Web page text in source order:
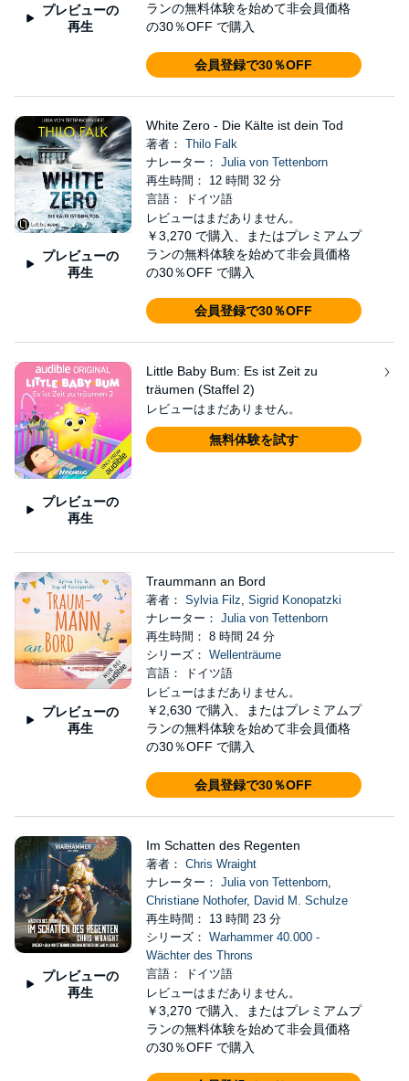
プレビューの
再生
ランの無料体験を始めて非会員価格
の30％OFF で購入
会員登録で30％OFF
プレビューの
再生
White Zero - Die Kälte ist dein Tod
著者： Thilo Falk
ナレーター： Julia von Tettenborn
再生時間： 12 時間 32 分
言語： ドイツ語
レビューはまだありません。
￥3,270 で購入、またはプレミアムプ
ランの無料体験を始めて非会員価格
の30％OFF で購入
会員登録で30％OFF
プレビューの
再生
Little Baby Bum: Es ist Zeit zu
träumen (Staffel 2)
レビューはまだありません。
無料体験を試す
プレビューの
再生
Traummann an Bord
著者： Sylvia Filz Sigrid Konopatzki
ナレーター： Julia von Tettenborn
再生時間： 8 時間 24 分
シリーズ： Wellenträume
言語： ドイツ語
レビューはまだありません。
￥2,630 で購入、またはプレミアムプ
ランの無料体験を始めて非会員価格
の30％OFF で購入
会員登録で30％OFF
プレビューの
再生
Im Schatten des Regenten
著者： Chris Wraight
ナレーター： Julia von Tettenborn,
Christiane Nothofer, David M. Schulze
再生時間： 13 時間 23 分
シリーズ： Warhammer 40.000 -
Wächter des Throns
言語： ドイツ語
レビューはまだありません。
￥3,270 で購入、またはプレミアムプ
ランの無料体験を始めて非会員価格
の30％OFF で購入